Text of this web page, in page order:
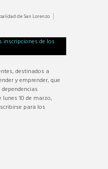
de San Lorenzo
destinados a
y emprender, que
10 de marzo,
para los